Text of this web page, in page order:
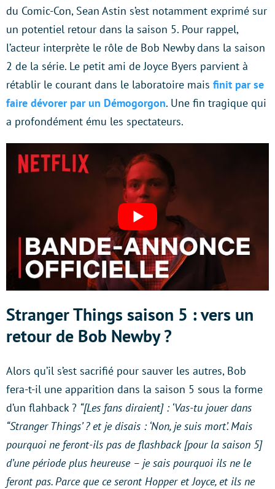
du Comic-Con, Sean Astin s’est notamment exprimé sur
un potentiel retour dans la saison 5. Pour rappel,
l’acteur interprète le rôle de Bob Newby dans la saison
2 de la série. Le petit ami de Joyce Byers parvient à
rétablir le courant dans le laboratoire mais finit par se
faire dévorer par un Démogorgon. Une fin tragique qui
a profondément ému les spectateurs.
Stranger Things saison 5 : vers un
retour de Bob Newby ?
Alors qu’il s’est sacrifié pour sauver les autres, Bob
fera-t-il une apparition dans la saison 5 sous la forme
d’un flahback ? “[Les fans diraient] : ‘Vas-tu jouer dans
“Stranger Things’ ? et je disais : ‘Non, je suis mort’. Mais
pourquoi ne feront-ils pas de flashback [pour la saison 5]
d’une période plus heureuse – je sais pourquoi ils ne le
feront pas. Parce que ce seront Hopper et Joyce, et ils ne